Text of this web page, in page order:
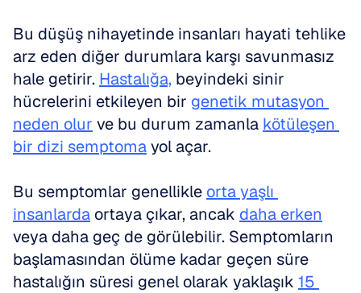
Bu düşüş nihayetinde insanları hayati tehlike
arz eden diğer durumlara karşı savunmasız
hale getirir. Hastalığa, beyindeki sinir
hücrelerini etkileyen bir genetik mutasyon
neden olur ve bu durum zamanla kötüleşen
bir dizi semptoma yol açar.
Bu semptomlar genellikle orta yaşlı
insanlarda ortaya çıkar, ancak daha erken
veya daha geç de görülebilir. Semptomların
başlamasından ölüme kadar geçen süre
hastalığın süresi genel olarak yaklaşık 15